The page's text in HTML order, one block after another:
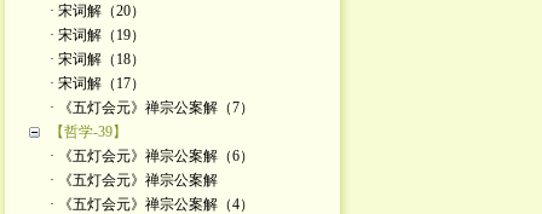
· 宋词解（20）
· 宋词解（19）
· 宋词解（18）
· 宋词解（17）
· 《五灯会元》禅宗公案解（7）
【哲学-39】
· 《五灯会元》禅宗公案解（6）
· 《五灯会元》禅宗公案解
· 《五灯会元》禅宗公案解（4）